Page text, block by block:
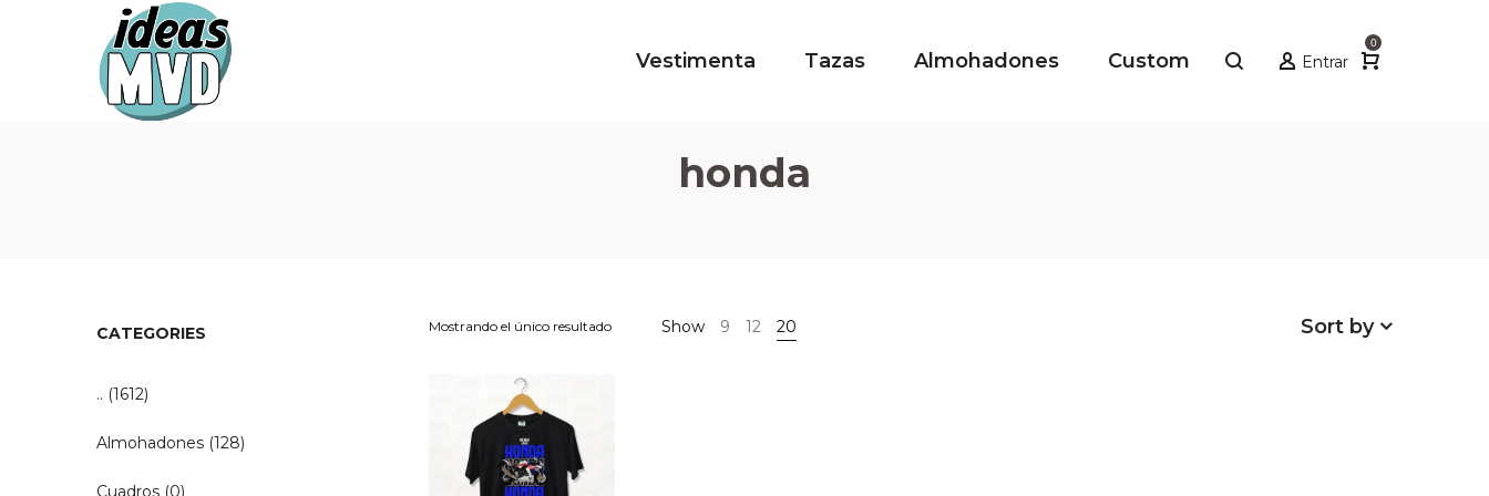
Ideas
Ideas Entrar
0
Vestimenta Tazas Almohadones Custom
honda
Mostrando el único resultado Show 9 12 20 Sort by
CATEGORIES
.. (1612)
Almohadones (128)
Cuadros (0)